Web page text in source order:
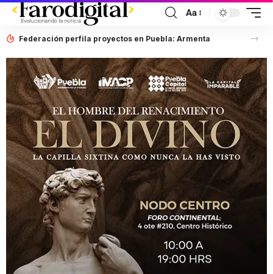
Aa
Federación perfila proyectos en Puebla: Armenta